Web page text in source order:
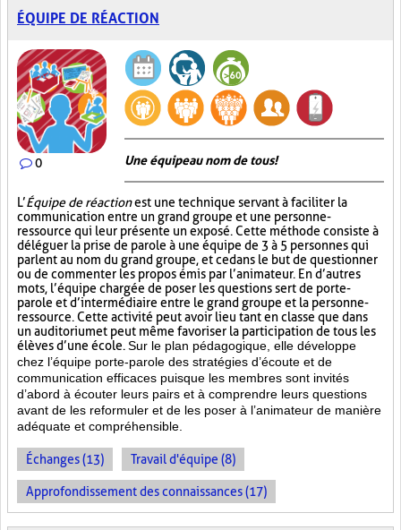
ÉQUIPE DE RÉACTION
0 Une équipe au nom de tous!
L’Équipe de réactionest une technique servant à faciliter la
communication entre un grand groupe et une personne-
ressource qui leur présente un exposé. Cette méthode consiste à
déléguer la prise de parole à une équipe de 3 à 5 personnes qui
parlent au nom du grand groupe, et ce dans le but de questionner
ou de commenter les propos émis par l’animateur. En d’autres
mots, l’équipe chargée de poser les questions sert de porte-
parole et d’intermédiaire entre le grand groupe et la personne-
ressource. Cette activité peut avoir lieu tant en classe que dans
un auditorium et peut même favoriser la participation de tous les
élèves d’une école. Sur le plan pédagogique, elle développe
chez l’équipe porte-parole des stratégies d’écoute et de
communication efficaces puisque les membres sont invités
d’abord à écouter leurs pairs et à comprendre leurs questions
avant de les reformuler et de les poser à l’animateur de manière
adéquate et compréhensible.
Échanges (13) Travail d'équipe (8)
Approfondissement des connaissances (17)